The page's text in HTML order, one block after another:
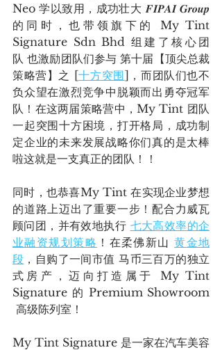
Neo 学以致用，成功壮大 𝑭𝑰𝑷𝑨𝑰 𝑮𝒓𝒐𝒖𝒑
的同时，也带领旗下的 My Tint
Signature Sdn Bhd 组建了核心团
队 也激励团队们参与 第十届【顶尖总裁
策略营】之 [十方突围]，而团队们也不
负众望在激烈竞争中脱颖而出勇夺冠军
队！在这两届策略营中，My Tint 团队
一起突围十方困境，打开格局，成功制
定企业的未来发展战略你们真的是太棒
啦这就是一支真正的团队！！
同时，也恭喜My Tint 在实现企业梦想
的道路上迈出了重要一步！配合力威瓦
顾问团，并有效地执行 七大高效率的企
业融资规划策略 ！在柔佛新山 黄金地
段 ，自购了一间市值 马币三百万的独立
式房产，迈向打造属于 My Tint
Signature 的 Premium Showroom
高级陈列室！
My Tint Signature 是一家在汽车美容